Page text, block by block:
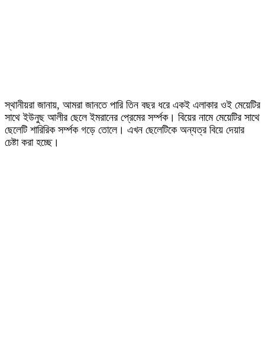
স্থানীয়রা জানায়, আমরা জানতে পারি তিন বছর ধরে একই এলাকার ওই মেয়েটির
সাথে ইউনুছ আলীর ছেলে ইমরানের প্রেমের সর্ম্পক। বিয়ের নামে মেয়েটির সাথে
ছেলেটি শারিরিক সর্ম্পক গড়ে তোলে। এখন ছেলেটিকে অন্যত্র বিয়ে দেয়ার
চেষ্টা করা হচ্ছে।